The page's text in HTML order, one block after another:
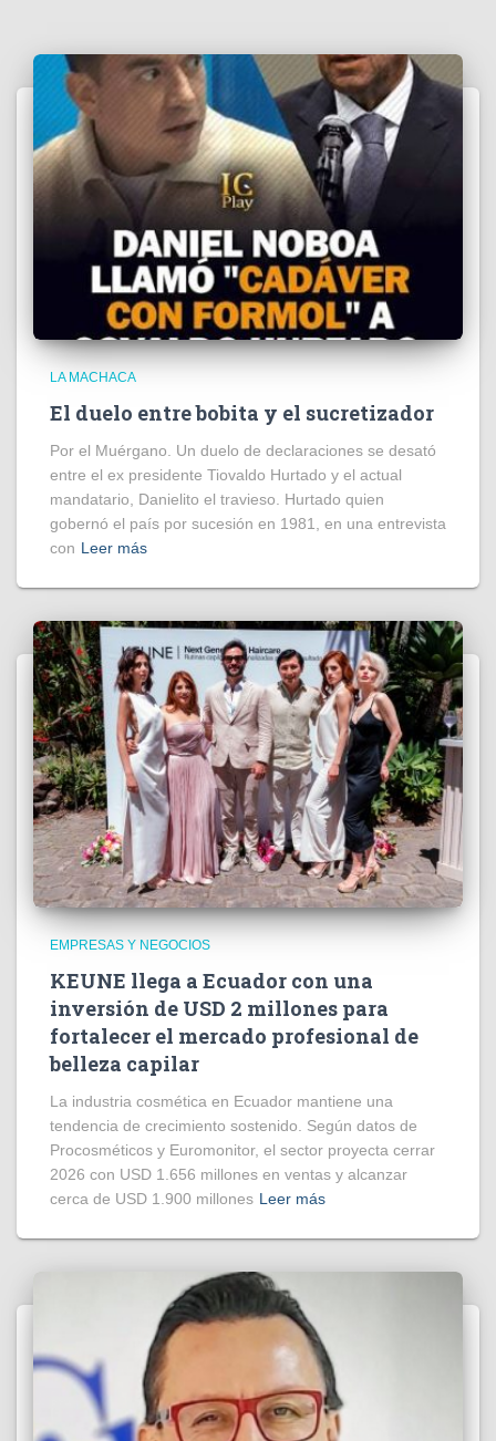
LA MACHACA
El duelo entre bobita y el sucretizador
Por el Muérgano. Un duelo de declaraciones se desató
entre el ex presidente Tiovaldo Hurtado y el actual
mandatario, Danielito el travieso. Hurtado quien
gobernó el país por sucesión en 1981, en una entrevista
con Leer más
EMPRESAS Y NEGOCIOS
KEUNE llega a Ecuador con una
inversión de USD 2 millones para
fortalecer el mercado profesional de
belleza capilar
La industria cosmética en Ecuador mantiene una
tendencia de crecimiento sostenido. Según datos de
Procosméticos y Euromonitor, el sector proyecta cerrar
2026 con USD 1.656 millones en ventas y alcanzar
cerca de USD 1.900 millones Leer más